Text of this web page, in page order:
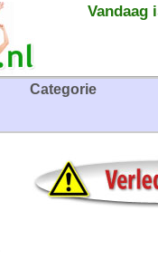
Vandaag
Categorie